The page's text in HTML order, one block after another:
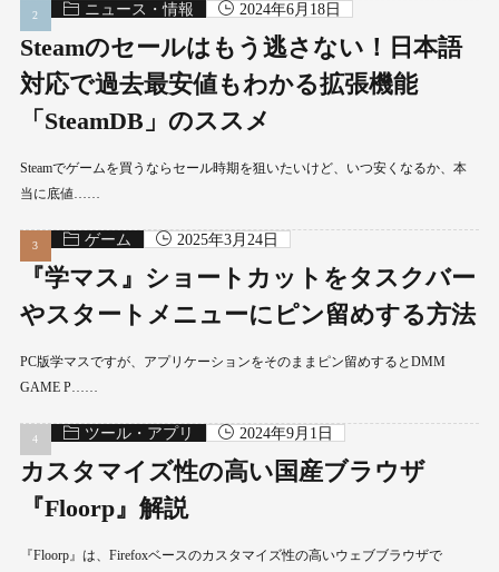
ニュース・情報 2024年6月18日
Steamのセールはもう逃さない！日本語
対応で過去最安値もわかる拡張機能
「SteamDB」のススメ
Steamでゲームを買うならセール時期を狙いたいけど、いつ安くなるか、本
当に底値……
ゲーム 2025年3月24日
『学マス』ショートカットをタスクバー
やスタートメニューにピン留めする方法
PC版学マスですが、アプリケーションをそのままピン留めするとDMM
GAME P……
ツール・アプリ 2024年9月1日
カスタマイズ性の高い国産ブラウザ
『Floorp』解説
『Floorp』は、Firefoxベースのカスタマイズ性の高いウェブブラウザで